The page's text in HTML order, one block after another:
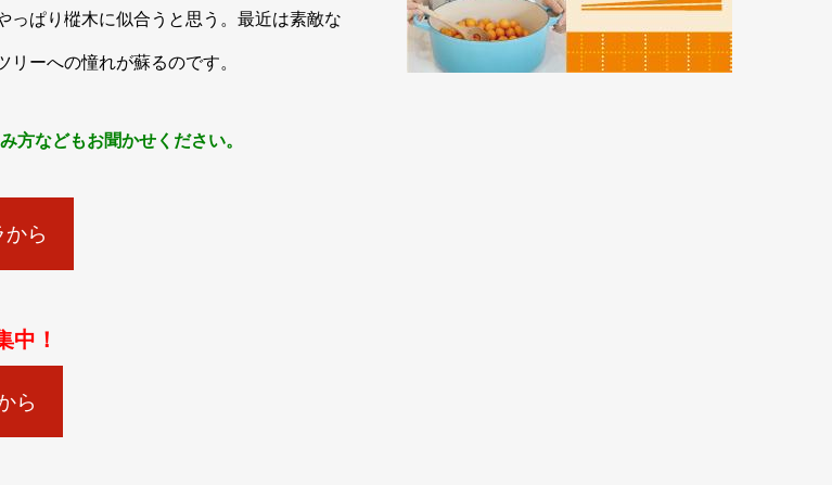
っぱり樅木に似合うと思う。最近は素敵な
ーへの憧れが蘇るのです。
方などもお聞かせください。
ら
中！
ら